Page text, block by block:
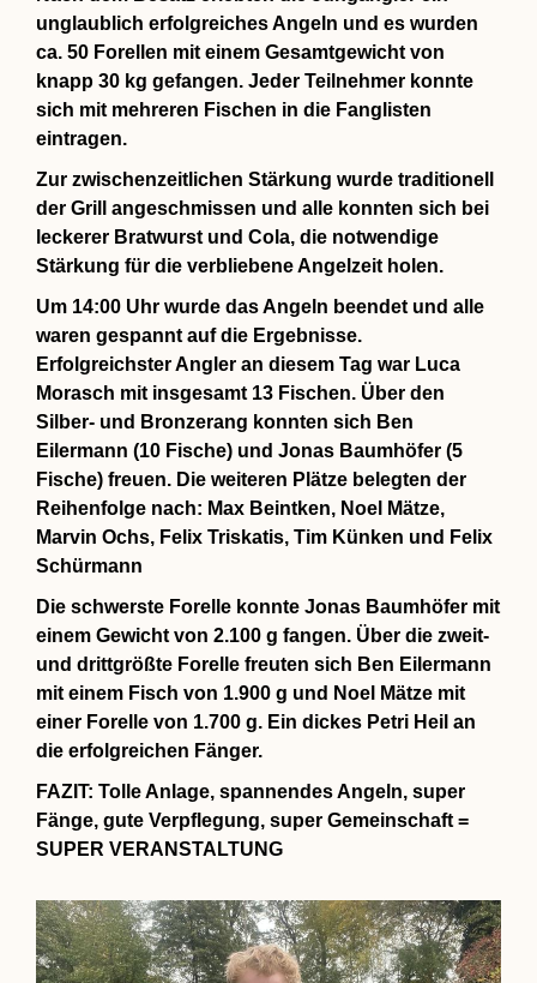
unglaublich erfolgreiches Angeln und es wurden
ca. 50 Forellen mit einem Gesamtgewicht von
knapp 30 kg gefangen. Jeder Teilnehmer konnte
sich mit mehreren Fischen in die Fanglisten
eintragen.
Zur zwischenzeitlichen Stärkung wurde traditionell
der Grill angeschmissen und alle konnten sich bei
leckerer Bratwurst und Cola, die notwendige
Stärkung für die verbliebene Angelzeit holen.
Um 14:00 Uhr wurde das Angeln beendet und alle
waren gespannt auf die Ergebnisse.
Erfolgreichster Angler an diesem Tag war Luca
Morasch mit insgesamt 13 Fischen. Über den
Silber- und Bronzerang konnten sich Ben
Eilermann (10 Fische) und Jonas Baumhöfer (5
Fische) freuen. Die weiteren Plätze belegten der
Reihenfolge nach: Max Beintken, Noel Mätze,
Marvin Ochs, Felix Triskatis, Tim Künken und Felix
Schürmann
Die schwerste Forelle konnte Jonas Baumhöfer mit
einem Gewicht von 2.100 g fangen. Über die zweit-
und drittgrößte Forelle freuten sich Ben Eilermann
mit einem Fisch von 1.900 g und Noel Mätze mit
einer Forelle von 1.700 g. Ein dickes Petri Heil an
die erfolgreichen Fänger.
FAZIT: Tolle Anlage, spannendes Angeln, super
Fänge, gute Verpflegung, super Gemeinschaft =
SUPER VERANSTALTUNG